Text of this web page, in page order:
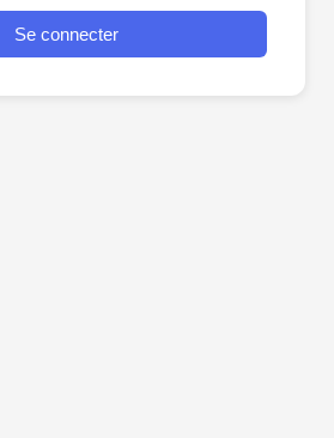
Se connecter